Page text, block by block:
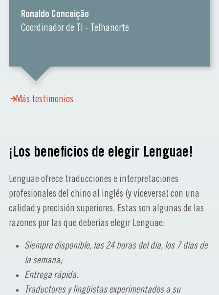
Ronaldo Conceição
Coordinador de TI - Telhanorte
Más testimonios
¡Los beneficios de elegir Lenguae!
Lenguae ofrece traducciones e interpretaciones
profesionales del chino al inglés (y viceversa) con una
calidad y precisión superiores. Estas son algunas de las
razones por las que deberías elegir Lenguae:
Siempre disponible, las 24 horas del día, los 7 días de
la semana;
Entrega rápida.
Traductores y lingüistas experimentados a su